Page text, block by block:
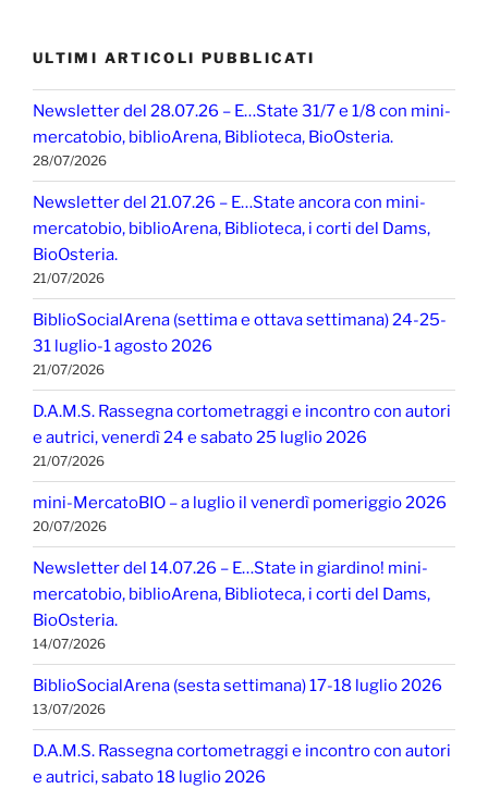
ULTIMI ARTICOLI PUBBLICATI
Newsletter del 28.07.26 – E…State 31/7 e 1/8 con mini-
mercatobio, biblioArena, Biblioteca, BioOsteria.
28/07/2026
Newsletter del 21.07.26 – E…State ancora con mini-
mercatobio, biblioArena, Biblioteca, i corti del Dams,
BioOsteria.
21/07/2026
BiblioSocialArena (settima e ottava settimana) 24-25-
31 luglio-1 agosto 2026
21/07/2026
D.A.M.S. Rassegna cortometraggi e incontro con autori
e autrici, venerdì 24 e sabato 25 luglio 2026
21/07/2026
mini-MercatoBIO – a luglio il venerdì pomeriggio 2026
20/07/2026
Newsletter del 14.07.26 – E…State in giardino! mini-
mercatobio, biblioArena, Biblioteca, i corti del Dams,
BioOsteria.
14/07/2026
BiblioSocialArena (sesta settimana) 17-18 luglio 2026
13/07/2026
D.A.M.S. Rassegna cortometraggi e incontro con autori
e autrici, sabato 18 luglio 2026